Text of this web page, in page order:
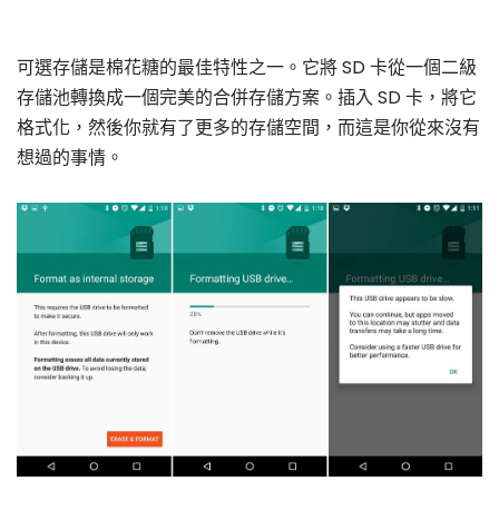
可選存儲是棉花糖的最佳特性之一。它將 SD 卡從一個二級
存儲池轉換成一個完美的合併存儲方案。插入 SD 卡，將它
格式化，然後你就有了更多的存儲空間，而這是你從來沒有
想過的事情。